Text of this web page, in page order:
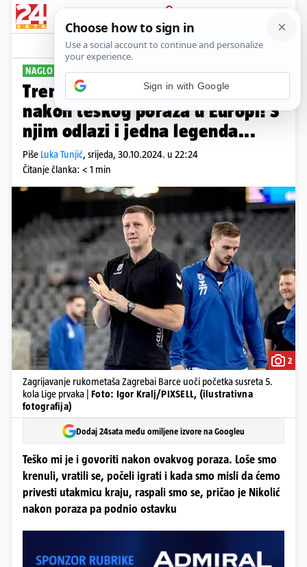
PRIJAVA
Sport Komentari
NAGLO JE ODLUČIO
Trener Zagreba podnio ostavku
nakon teškog poraza u Europi! S
njim odlazi i jedna legenda...
Piše Luka Tunjić, srijeda, 30.10.2024. u 22:24
Čitanje članka: < 1 min
2
Zagrijavanje rukometaša Zagrebai Barce uoči početka susreta 5.
kola Lige prvaka | Foto: Igor Kralj/PIXSELL, (ilustrativna
fotografija)
Dodaj 24sata među omiljene izvore na Googleu
Teško mi je i govoriti nakon ovakvog poraza. Loše smo
krenuli, vratili se, počeli igrati i kada smo misli da ćemo
privesti utakmicu kraju, raspali smo se, pričao je Nikolić
nakon poraza pa podnio ostavku